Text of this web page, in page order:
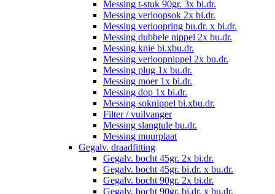
Messing t-stuk 90gr. 3x bi.dr.
Messing verloopsok 2x bi.dr.
Messing verloopring bu.dr. x bi.dr.
Messing dubbele nippel 2x bu.dr.
Messing knie bi.xbu.dr.
Messing verloopnippel 2x bu.dr.
Messing plug 1x bu.dr.
Messing moer 1x bi.dr.
Messing dop 1x bi.dr.
Messing soknippel bi.xbu.dr.
Filter / vuilvanger
Messing slangtule bu.dr.
Messing muurplaat
Gegalv. draadfitting
Gegalv. bocht 45gr. 2x bi.dr.
Gegalv. bocht 45gr. bi.dr. x bu.dr.
Gegalv. bocht 90gr. 2x bi.dr.
Gegalv. bocht 90gr. bi.dr. x bu.dr.